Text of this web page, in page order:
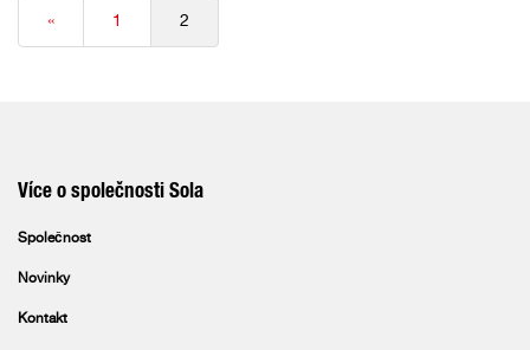
« 1 2
Více o společnosti Sola
Společnost
Novinky
Kontakt